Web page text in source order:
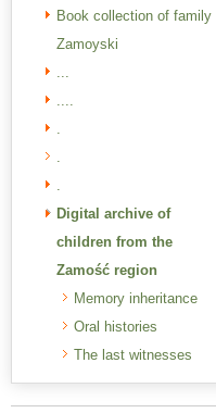
Book collection of family
Zamoyski
...
....
.
.
.
Digital archive of
children from the
Zamość region
Memory inheritance
Oral histories
The last witnesses